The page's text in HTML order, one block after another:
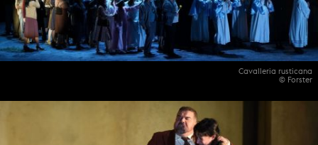
Cavalleria rusticana
© Forster